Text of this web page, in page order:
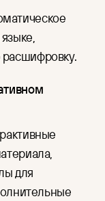
расшифровку.
для